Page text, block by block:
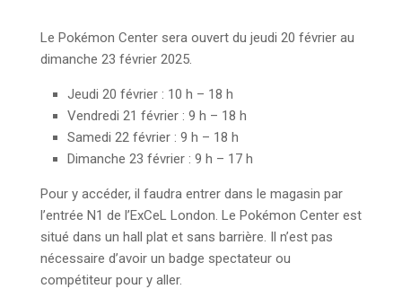
Le Pokémon Center sera ouvert du jeudi 20 février au
dimanche 23 février 2025.
Jeudi 20 février : 10 h – 18 h
Vendredi 21 février : 9 h – 18 h
Samedi 22 février : 9 h – 18 h
Dimanche 23 février : 9 h – 17 h
Pour y accéder, il faudra entrer dans le magasin par
l’entrée N1 de l’ExCeL London. Le Pokémon Center est
situé dans un hall plat et sans barrière. Il n’est pas
nécessaire d’avoir un badge spectateur ou
compétiteur pour y aller.